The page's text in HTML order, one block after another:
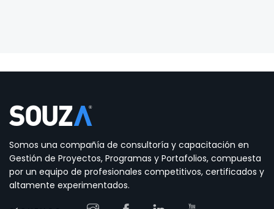
Somos una compañía de consultoría y capacitación en
Gestión de Proyectos, Programas y Portafolios, compuesta
por un equipo de profesionales competitivos, certificados y
altamente experimentados.